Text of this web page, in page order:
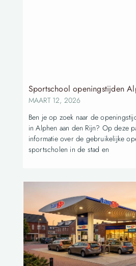
Sportschool openingstijden
MAART 12, 2026
Ben je op zoek naar de
in Alphen aan den Rijn? Op deze
informatie over de gebruikelijke
sportscholen in de stad en